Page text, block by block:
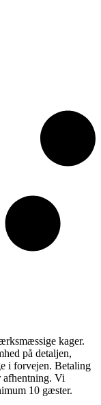
kager.
på detaljen,
i forvejen. Betaling
afhentning. Vi
10 gæster.